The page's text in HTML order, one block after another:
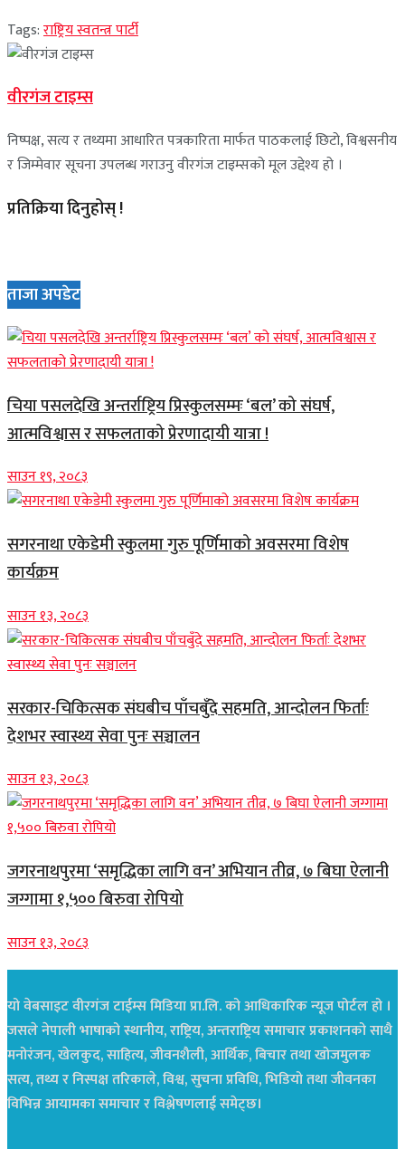
Tags:राष्ट्रिय स्वतन्त्र पार्टी
वीरगंज टाइम्स
निष्पक्ष, सत्य र तथ्यमा आधारित पत्रकारिता मार्फत पाठकलाई छिटो, विश्वसनीय
र जिम्मेवार सूचना उपलब्ध गराउनु वीरगंज टाइम्सको मूल उद्देश्य हो ।
प्रतिक्रिया दिनुहोस् !
ताजा अपडेट
चिया पसलदेखि अन्तर्राष्ट्रिय प्रिस्कुलसम्मः ‘बल’ को संघर्ष,
आत्मविश्वास र सफलताको प्रेरणादायी यात्रा !
साउन १९, २०८३
सगरनाथा एकेडेमी स्कुलमा गुरु पूर्णिमाको अवसरमा विशेष
कार्यक्रम
साउन १३, २०८३
सरकार-चिकित्सक संघबीच पाँचबुँदे सहमति, आन्दोलन फिर्ताः
देशभर स्वास्थ्य सेवा पुनः सञ्चालन
साउन १३, २०८३
जगरनाथपुरमा ‘समृद्धिका लागि वन’ अभियान तीव्र, ७ बिघा ऐलानी
जग्गामा १,५०० बिरुवा रोपियो
साउन १३, २०८३
यो वेबसाइट वीरगंज टाईम्स मिडिया प्रा.लि. को आधिकारिक न्यूज पोर्टल हो ।
जसले नेपाली भाषाको स्थानीय, राष्ट्रिय, अन्तराष्ट्रिय समाचार प्रकाशनको साथै
मनोरंजन, खेलकुद, साहित्य, जीवनशैली, आर्थिक, बिचार तथा खोजमुलक
सत्य, तथ्य र निस्पक्ष तरिकाले, विश्व, सुचना प्रविधि, भिडियो तथा जीवनका
विभिन्न आयामका समाचार र विश्लेषणलाई समेट्छ।